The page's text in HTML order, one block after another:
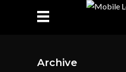
Archive